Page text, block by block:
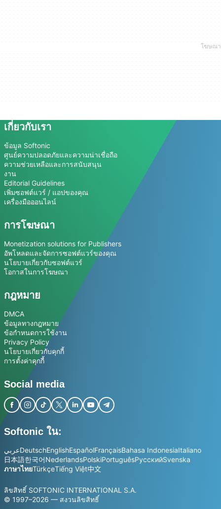
เกี่ยวกับเรา
ข้อมูล Softonic
ศูนย์ความปลอดภัยและความน่าเชื่อถือ
ความช่วยเหลือและการสนับสนุน
งาน
Editorial Guidelines
เพิ่มซอฟต์แวร์ / แอปของคุณ
เครื่องมือออนไลน์
การโฆษณา
Monetization solutions for Publishers
อัพโหลดและจัดการซอฟต์แวร์ของคุณ
นโยบายเกี่ยวกับซอฟต์แวร์
โอกาสในการโฆษณา
กฎหมาย
DMCA
ข้อมูลทางกฎหมาย
ข้อกำหนดการใช้งาน
Privacy Policy
นโยบายเกี่ยวกับคุกกี้
การตั้งค่าคุกกี้
Social media
Softonic ใน:
عربيDeutschEnglishEspañolFrançaisBahasa IndonesiaItaliano
日本語한국어NederlandsPolskiPortuguêsРусскийSvenska
ภาษาไทยTürkçeTiếng Việt中文
ลิขสิทธิ์ SOFTONIC INTERNATIONAL S.A.
© 1997–2026 — สงวนลิขสิทธิ์